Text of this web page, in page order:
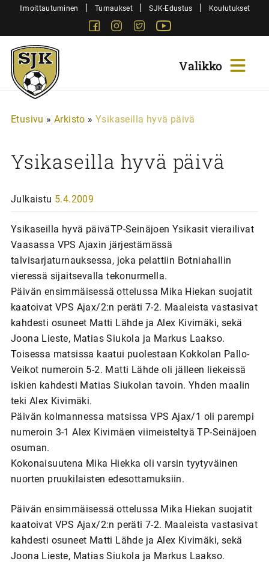
SiirryIlmoittautuminen | Turnaukset | SJK-Edustus | Koulutukset
FacebookInstagram
Twitter
Sjk-
Juniorit
Etusivu » Arkisto » Ysikaseilla hyvä päivä
Ysikaseilla hyvä päivä
Julkaistu 5.4.2009
Ysikaseilla hyvä päiväTP-Seinäjoen Ysikasit vierailivat
Vaasassa VPS Ajaxin järjestämässä
talvisarjaturnauksessa, joka pelattiin Botniahallin
vieressä sijaitsevalla tekonurmella.
Päivän ensimmäisessä ottelussa Mika Hiekan suojatit
kaatoivat VPS Ajax/2:n peräti 7-2. Maaleista vastasivat
kahdesti osuneet Matti Lähde ja Alex Kivimäki, sekä
Joona Lieste, Matias Siukola ja Markus Laakso.
Toisessa matsissa kaatui puolestaan Kokkolan Pallo-
Veikot numeroin 5-2. Matti Lähde oli jälleen liekeissä
iskien kahdesti Matias Siukolan tavoin. Yhden maalin
teki Alex Kivimäki.
Päivän kolmannessa matsissa VPS Ajax/1 oli parempi
numeroin 3-1 Alex Kivimäen viimeisteltyä TP-Seinäjoen
osuman.
Kokonaisuutena Mika Hiekka oli varsin tyytyväinen
nuorten pruukilaisten edesottamuksiin.
Päivän ensimmäisessä ottelussa Mika Hiekan suojatit
kaatoivat VPS Ajax/2:n peräti 7-2. Maaleista vastasivat
kahdesti osuneet Matti Lähde ja Alex Kivimäki, sekä
Joona Lieste, Matias Siukola ja Markus Laakso.